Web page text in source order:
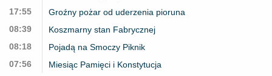
17:55
Groźny pożar od uderzenia pioruna
08:39
Koszmarny stan Fabrycznej
08:18
Pojadą na Smoczy Piknik
07:56
Miesiąc Pamięci i Konstytucja